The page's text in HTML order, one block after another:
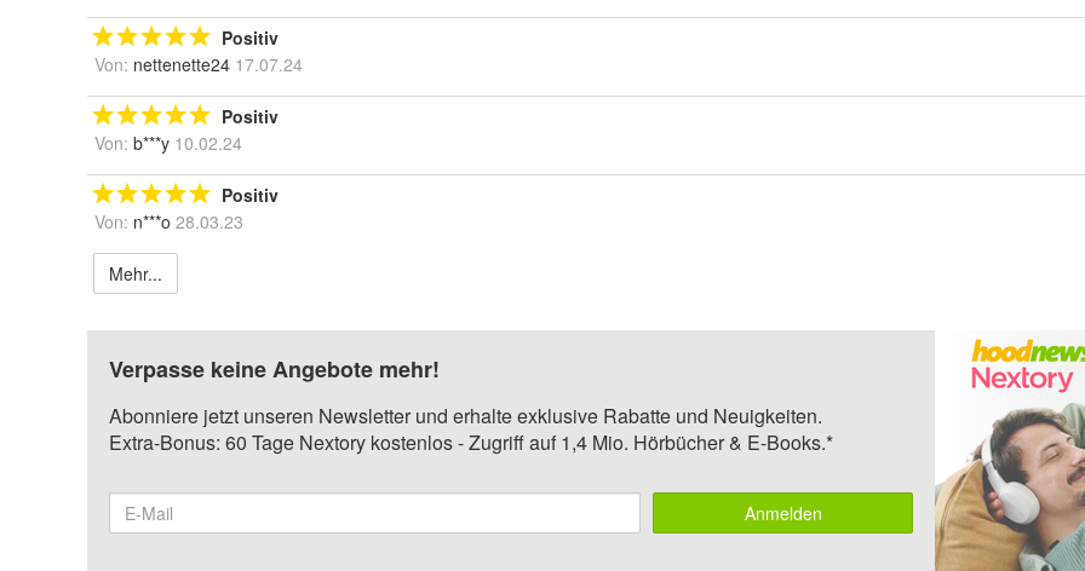
Positiv
Von: nettenette24 17.07.24
Positiv
Von: b***y 10.02.24
Positiv
Von: n***o 28.03.23
Mehr...
Verpasse keine Angebote mehr!
Abonniere jetzt unseren Newsletter und erhalte exklusive Rabatte und Neuigkeiten.
Extra-Bonus: 60 Tage Nextory kostenlos - Zugriff auf 1,4 Mio. Hörbücher & E-Books.*
Anmelden